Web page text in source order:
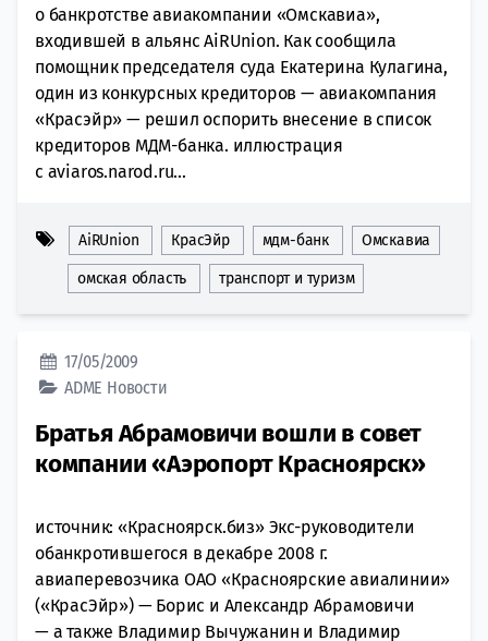
о банкротстве авиакомпании «Омскавиа»,
входившей в альянс AiRUnion. Как сообщила
помощник председателя суда Екатерина Кулагина,
один из конкурсных кредиторов — авиакомпания
«Красэйр» — решил оспорить внесение в список
кредиторов МДМ-банка. иллюстрация
с aviaros.narod.ru...
AiRUnion КрасЭйр мдм-банк Омскавиа
омская область транспорт и туризм
17/05/2009
ADME Новости
Братья Абрамовичи вошли в совет
компании «Аэропорт Красноярск»
источник: «Красноярск.биз» Экс-руководители
обанкротившегося в декабре 2008 г.
авиаперевозчика ОАО «Красноярские авиалинии»
(«КрасЭйр») — Борис и Александр Абрамовичи
— а также Владимир Вычужанин и Владимир